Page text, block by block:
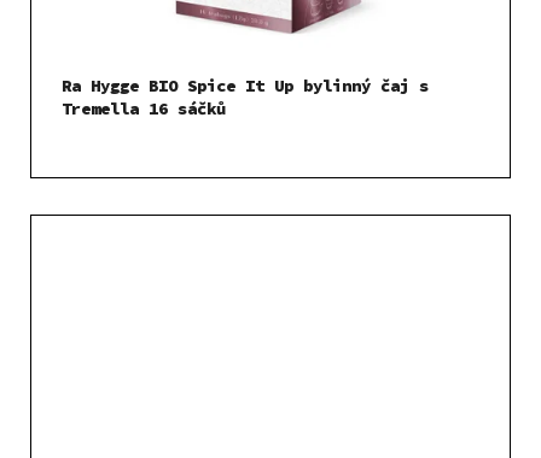
Ra Hygge BIO Spice It Up bylinný čaj s
Tremella 16 sáčků